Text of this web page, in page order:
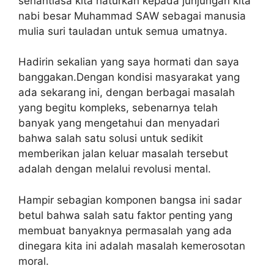
nabi besar Muhammad SAW sebagai manusia
mulia suri tauladan untuk semua umatnya.
Hadirin sekalian yang saya hormati dan saya
banggakan.Dengan kondisi masyarakat yang
ada sekarang ini, dengan berbagai masalah
yang begitu kompleks, sebenarnya telah
banyak yang mengetahui dan menyadari
bahwa salah satu solusi untuk sedikit
memberikan jalan keluar masalah tersebut
adalah dengan melalui revolusi mental.
Hampir sebagian komponen bangsa ini sadar
betul bahwa salah satu faktor penting yang
membuat banyaknya permasalah yang ada
dinegara kita ini adalah masalah kemerosotan
moral.